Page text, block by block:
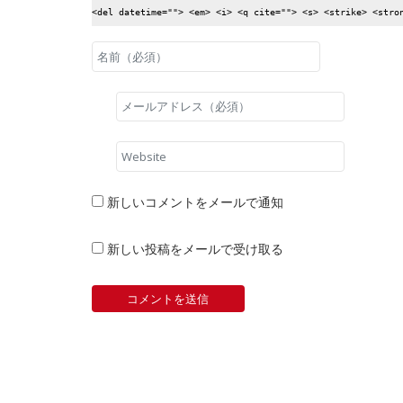
<del datetime=""> <em> <i> <q cite=""> <s> <strike>
新しいコメントをメールで通知
新しい投稿をメールで受け取る